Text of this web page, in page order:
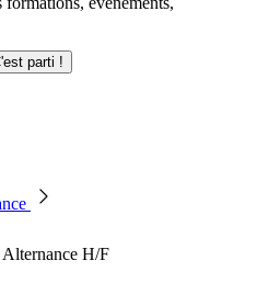
parti !
H/F